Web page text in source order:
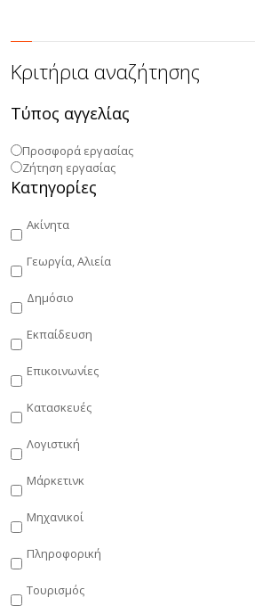
Κριτήρια αναζήτησης
Τύπος αγγελίας
Προσφορά εργασίας
Ζήτηση εργασίας
Κατηγορίες
Ακίνητα
Γεωργία, Αλιεία
Δημόσιο
Εκπαίδευση
Επικοινωνίες
Κατασκευές
Λογιστική
Μάρκετινκ
Μηχανικοί
Πληροφορική
Τουρισμός